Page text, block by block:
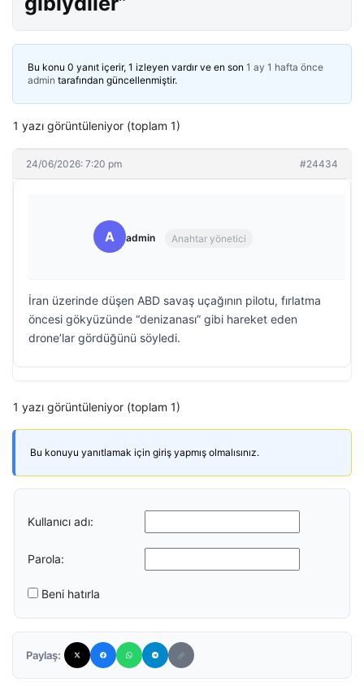
Bu konu 0 yanıt içerir, 1 izleyen vardır ve en son 1 ay 1 hafta önce
admin tarafından güncellenmiştir.
1 yazı görüntüleniyor (toplam 1)
24/06/2026: 7:20 pm #24434
A admin Anahtar yönetici
İran üzerinde düşen ABD savaş uçağının pilotu, fırlatma
öncesi gökyüzünde “denizanası” gibi hareket eden
drone’lar gördüğünü söyledi.
1 yazı görüntüleniyor (toplam 1)
Bu konuyu yanıtlamak için giriş yapmış olmalısınız.
Kullanıcı adı:
Parola:
Beni hatırla
Paylaş: